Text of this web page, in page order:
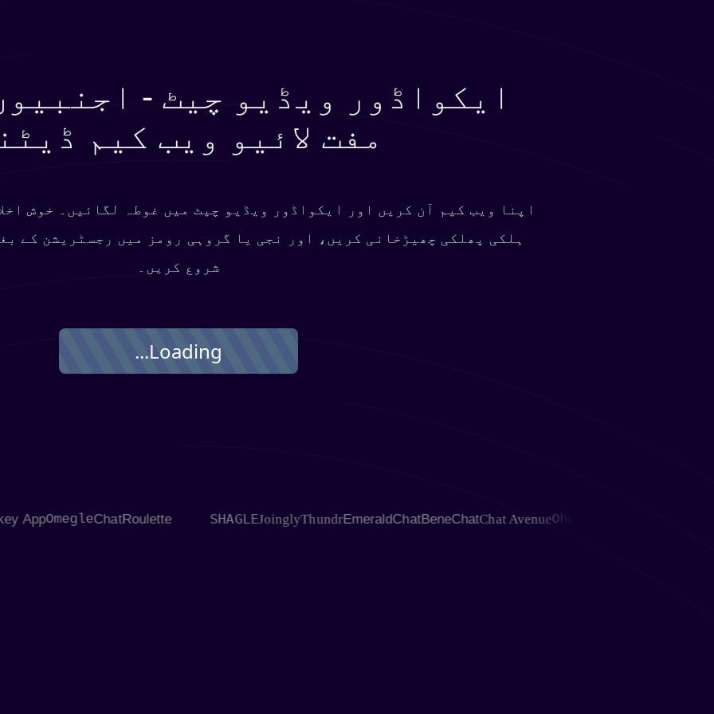
ایکواڈور ویڈیو چیٹ -
مفت لائیو ویب کیم
اپنا ویب کیم آن کریں اور ایکواڈور ویڈیو چیٹ میں غوطہ لگائیں۔ خوش
ہلکی پھلکی چھیڑخانی کریں، اور نجی یا گروہی رومز میں رجسٹریشن کے
شروع کریں۔
Loading...
Chat Avenue
BeneChat
EmeraldChat
Thundr
Joingly
SHAGLE
ChatRoulette
Omegle
Monkey App